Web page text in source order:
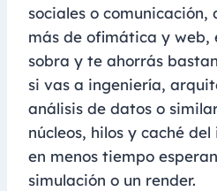
sociales o
más de ofimática y web,
sobra y te ahorrás
si vas a ingeniería,
análisis de datos o
núcleos, hilos y caché
en menos tiempo
simulación o un render.